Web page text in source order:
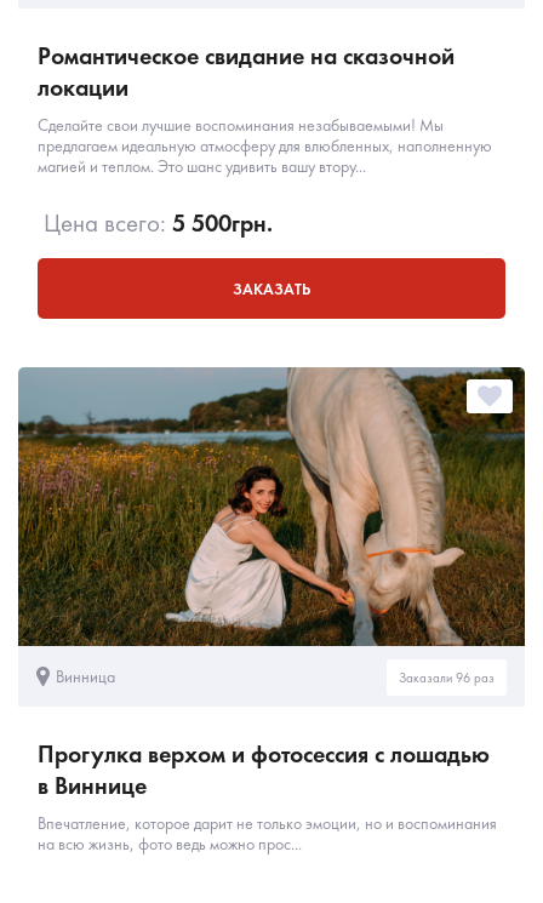
Романтическое свидание на сказочной
локации
Сделайте свои лучшие воспоминания незабываемыми! Мы
предлагаем идеальную атмосферу для влюбленных, наполненную
магией и теплом. Это шанс удивить вашу втору...
Цена всего: 5 500грн.
ЗАКАЗАТЬ
Винница Заказали 96 раз
Прогулка верхом и фотосессия с лошадью
в Виннице
Впечатление, которое дарит не только эмоции, но и воспоминания
на всю жизнь, фото ведь можно прос...